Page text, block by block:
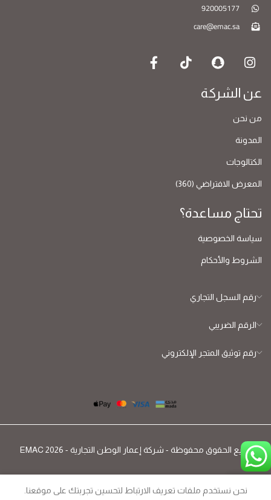
920005177
care@emac.sa
عن الشركة
من نحن
المدونة
الكتالوجات
المعرض الافتراضي (360)
تحتاج مساعدة؟
سياسة الخصوصية
الشروط والأحكام
رقم السجل التجاري
الرقم الضريبي
رقم توثيق المتجر الإلكتروني
جميع الحقوق محفوظة - شركة إعمار الوطن التجارية - EMAC 2026
نحن نستخدم ملفات تعريف الارتباط لتحسين تجربتك على موقعنا.